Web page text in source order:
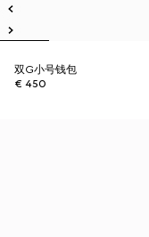
双G小号钱包
€ 450